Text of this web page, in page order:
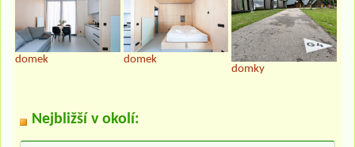
domek domek
domky
Nejbližší v okolí: